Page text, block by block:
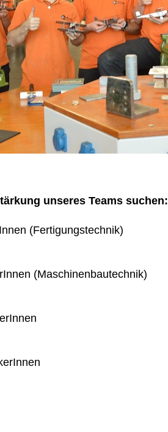
unseres Teams suchen:
(Fertigungstechnik)
(Maschinenbautechnik)